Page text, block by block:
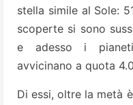
stella simile al Sole:
scoperte si sono
e adesso i
avvicinano a quota
Di essi, oltre la metà